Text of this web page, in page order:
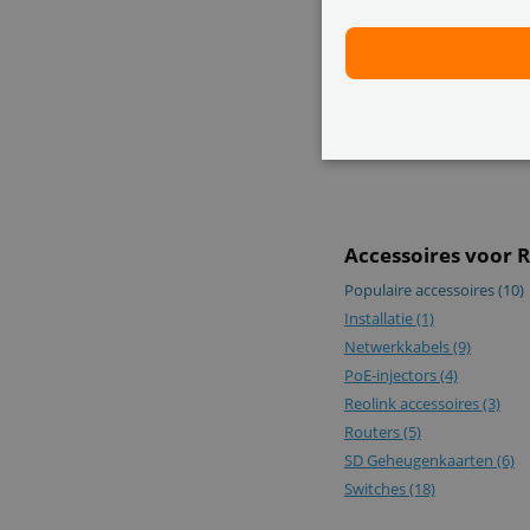
Accessoires voor
Populaire accessoires(10)
Installatie(1)
Netwerkkabels(9)
PoE-injectors(4)
Reolink accessoires(3)
Routers(5)
SD Geheugenkaarten (6)
Switches(18)